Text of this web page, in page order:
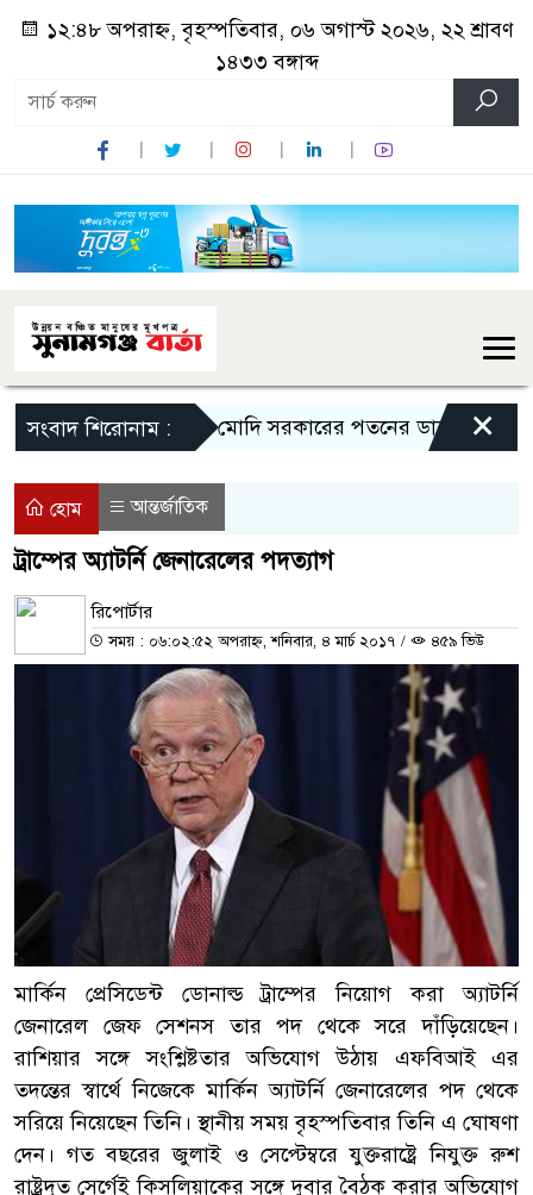
১২:৪৮ অপরাহ্ন, বৃহস্পতিবার, ০৬ অগাস্ট ২০২৬, ২২ শ্রাবণ
১৪৩৩ বঙ্গাব্দ
সংবাদ শিরোনাম : মোদি সরকারের পতনের ডাক রাহুল×
হোম আন্তর্জাতিক
ট্রাম্পের অ্যাটর্নি জেনারেলের পদত্যাগ
রিপোর্টার
সময় : ০৬:০২:৫২ অপরাহ্ন, শনিবার, ৪ মার্চ ২০১৭ / ৪৫৯ ভিউ
মার্কিন প্রেসিডেন্ট ডোনাল্ড ট্রাম্পের নিয়োগ করা অ্যাটর্নি
জেনারেল জেফ সেশনস তার পদ থেকে সরে দাঁড়িয়েছেন।
রাশিয়ার সঙ্গে সংশ্লিষ্টতার অভিযোগ উঠায় এফবিআই এর
তদন্তের স্বার্থে নিজেকে মার্কিন অ্যাটর্নি জেনারেলের পদ থেকে
সরিয়ে নিয়েছেন তিনি। স্থানীয় সময় বৃহস্পতিবার তিনি এ ঘোষণা
দেন। গত বছরের জুলাই ও সেপ্টেম্বরে যুক্তরাষ্ট্রে নিযুক্ত রুশ
রাষ্ট্রদূত সের্গেই কিসলিয়াকের সঙ্গে দুবার বৈঠক করার অভিযোগ